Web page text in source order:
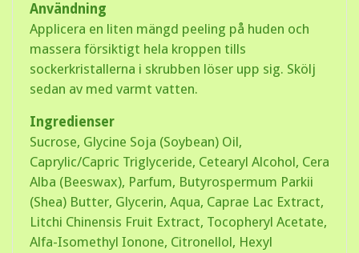
Användning
Applicera en liten mängd peeling på huden och
massera försiktigt hela kroppen tills
sockerkristallerna i skrubben löser upp sig. Skölj
sedan av med varmt vatten.
Ingredienser
Sucrose, Glycine Soja (Soybean) Oil,
Caprylic/Capric Triglyceride, Cetearyl Alcohol, Cera
Alba (Beeswax), Parfum, Butyrospermum Parkii
(Shea) Butter, Glycerin, Aqua, Caprae Lac Extract,
Litchi Chinensis Fruit Extract, Tocopheryl Acetate,
Alfa-Isomethyl Ionone, Citronellol, Hexyl